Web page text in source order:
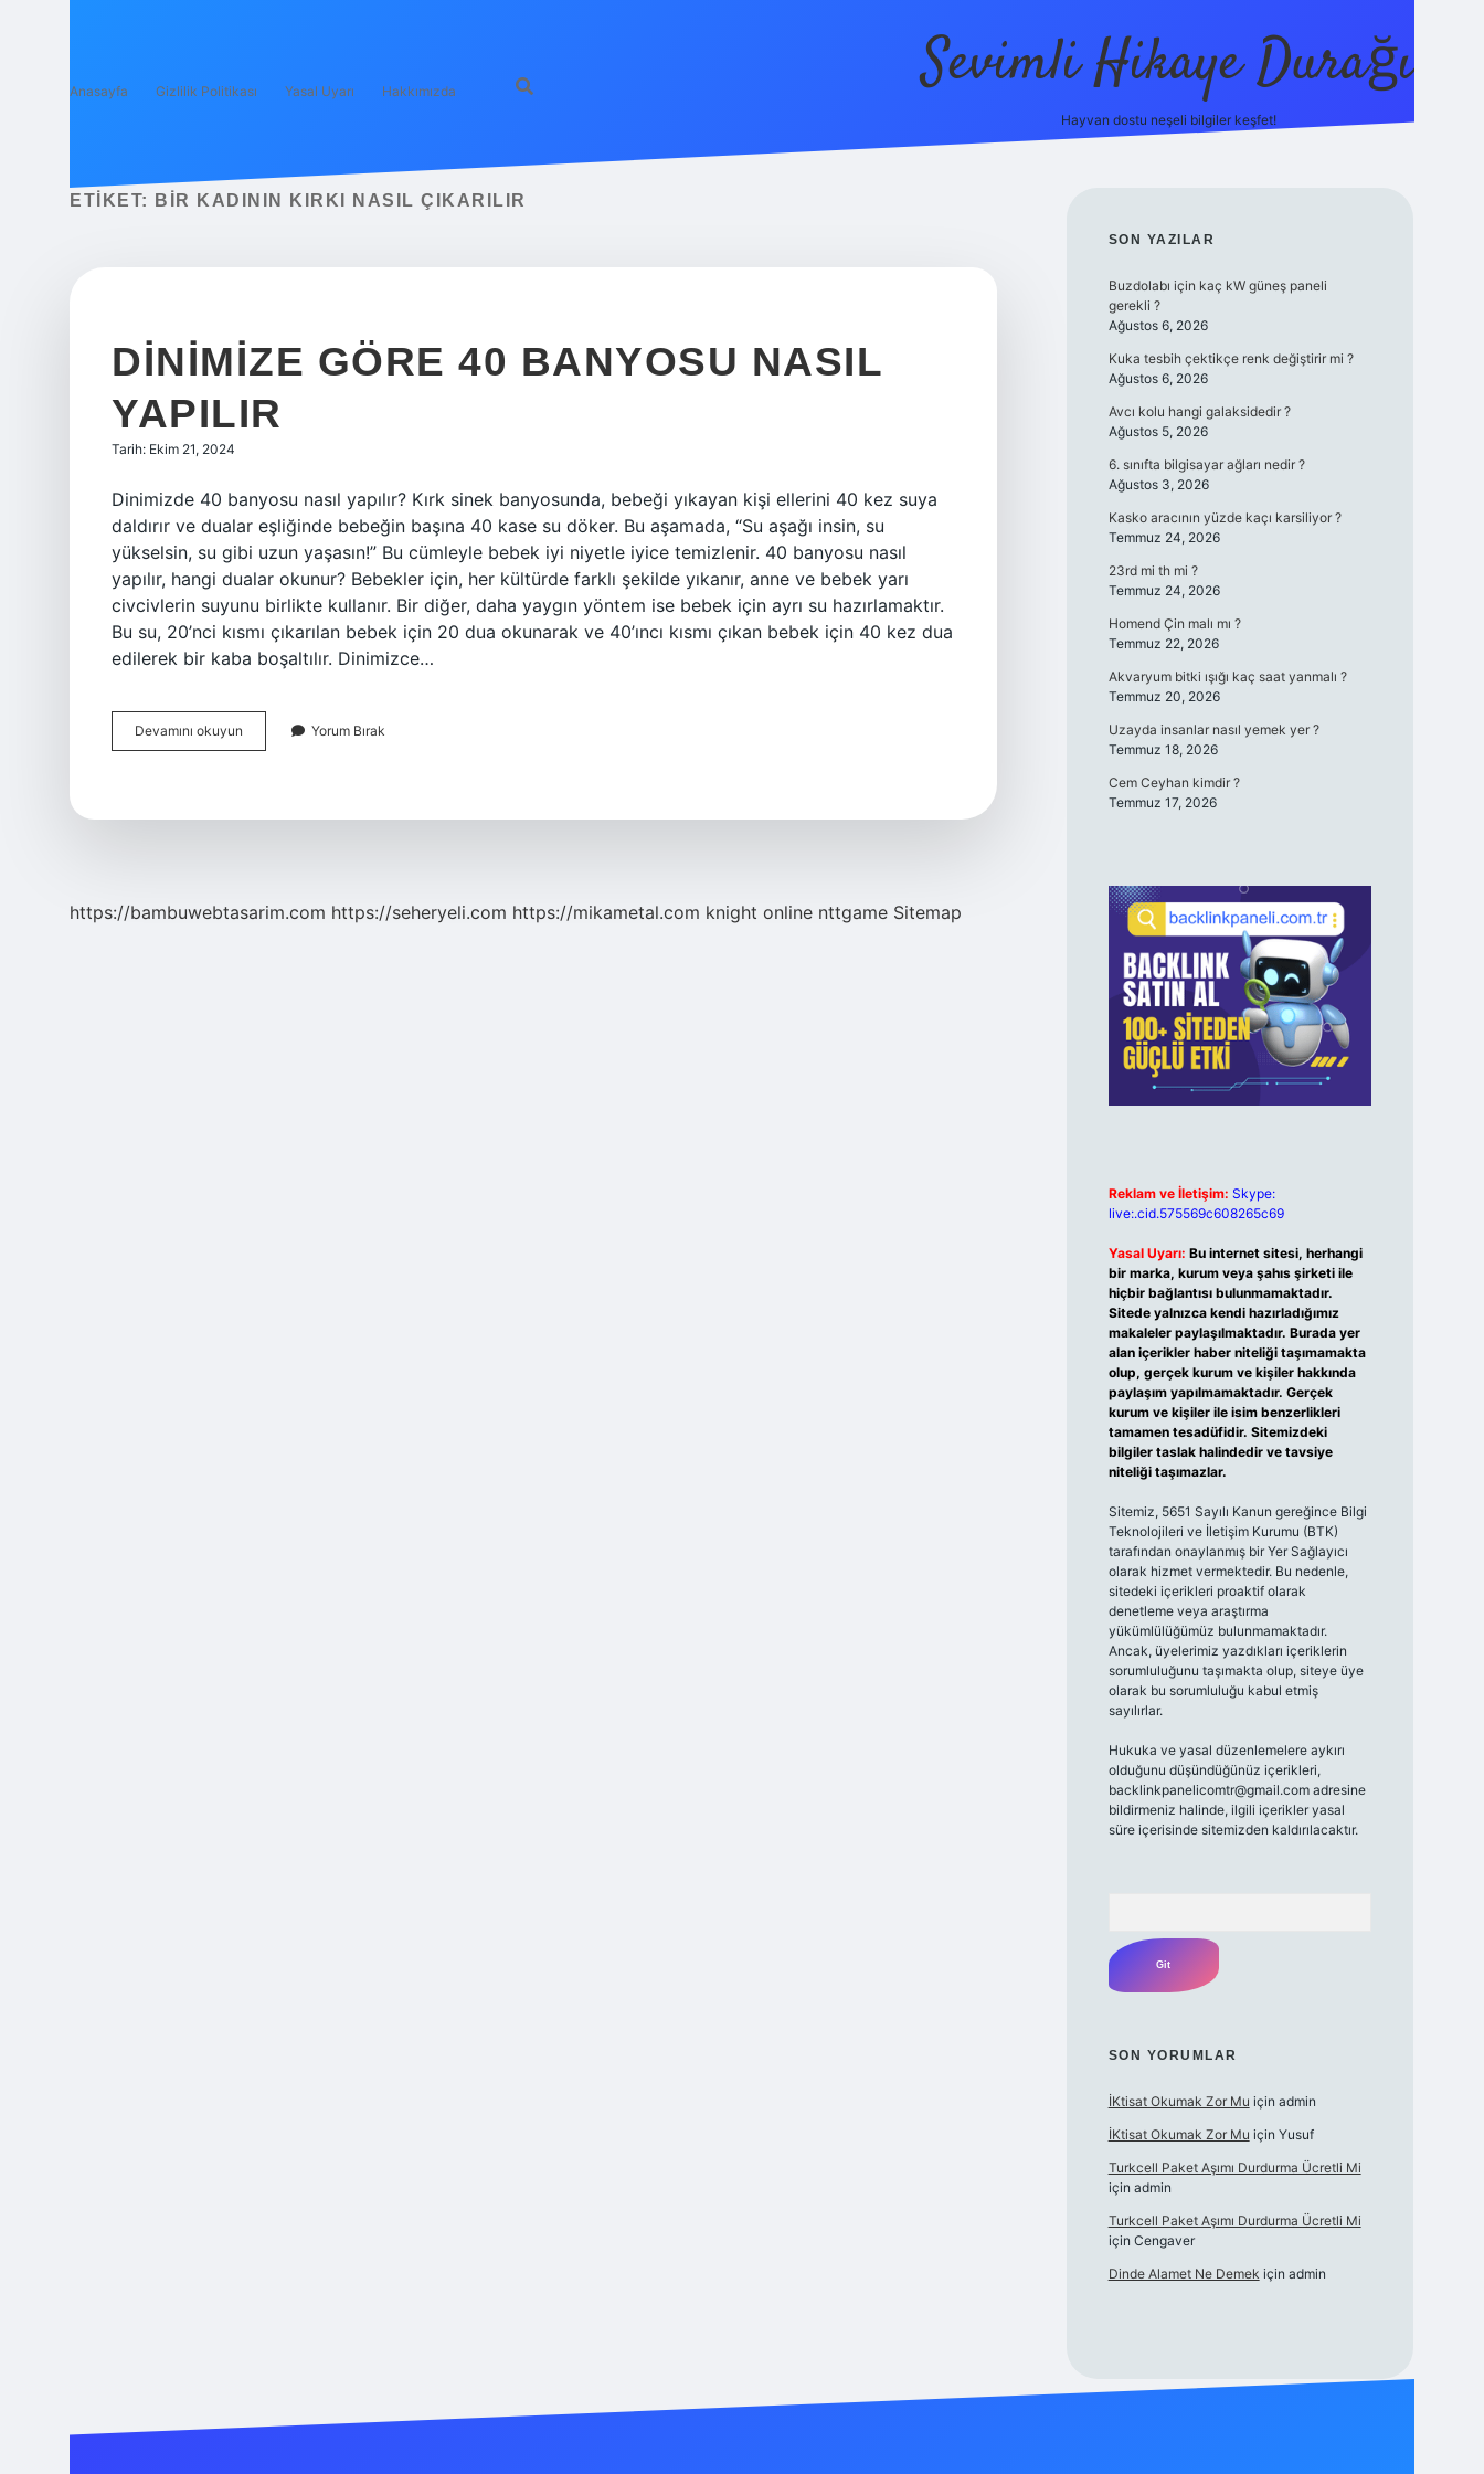
Anasayfa Gizlilik Politikası Yasal Uyarı Hakkımızda Sevimli Hikaye Durağı
Hayvan dostu neşeli bilgiler keşfet!
ETIKET: BIR KADININ KIRKI NASIL ÇIKARILIR
DINIMIZE GÖRE 40 BANYOSU NASIL
YAPILIR
Tarih: Ekim 21, 2024
Dinimizde 40 banyosu nasıl yapılır? Kırk sinek banyosunda, bebeği yıkayan kişi ellerini 40 kez suya
daldırır ve dualar eşliğinde bebeğin başına 40 kase su döker. Bu aşamada, “Su aşağı insin, su
yükselsin, su gibi uzun yaşasın!” Bu cümleyle bebek iyi niyetle iyice temizlenir. 40 banyosu nasıl
yapılır, hangi dualar okunur? Bebekler için, her kültürde farklı şekilde yıkanır, anne ve bebek yarı
civcivlerin suyunu birlikte kullanır. Bir diğer, daha yaygın yöntem ise bebek için ayrı su hazırlamaktır.
Bu su, 20’nci kısmı çıkarılan bebek için 20 dua okunarak ve 40’ıncı kısmı çıkan bebek için 40 kez dua
edilerek bir kaba boşaltılır. Dinimizce…
Devamını okuyun Dinimize
Göre
Yorum Bırak
https://bambuwebtasarim.com https://seheryeli.com https://mikametal.com knight online nttgame Sitemap
SIDEBAR
SON YAZILAR
Buzdolabı için kaç kW güneş paneli
gerekli ?
Ağustos 6, 2026
Kuka tesbih çektikçe renk değiştirir mi ?
Ağustos 6, 2026
Avcı kolu hangi galaksidedir ?
Ağustos 5, 2026
6. sınıfta bilgisayar ağları nedir ?
Ağustos 3, 2026
Kasko aracının yüzde kaçı karsiliyor ?
Temmuz 24, 2026
23rd mi th mi ?
Temmuz 24, 2026
Homend Çin malı mı ?
Temmuz 22, 2026
Akvaryum bitki ışığı kaç saat yanmalı ?
Temmuz 20, 2026
Uzayda insanlar nasıl yemek yer ?
Temmuz 18, 2026
Cem Ceyhan kimdir ?
Temmuz 17, 2026
Reklam ve İletişim: Skype:
live:.cid.575569c608265c69
Yasal Uyarı: Bu internet sitesi, herhangi
bir marka, kurum veya şahıs şirketi ile
hiçbir bağlantısı bulunmamaktadır.
Sitede yalnızca kendi hazırladığımız
makaleler paylaşılmaktadır. Burada yer
alan içerikler haber niteliği taşımamakta
olup, gerçek kurum ve kişiler hakkında
paylaşım yapılmamaktadır. Gerçek
kurum ve kişiler ile isim benzerlikleri
tamamen tesadüfidir. Sitemizdeki
bilgiler taslak halindedir ve tavsiye
niteliği taşımazlar.
Sitemiz, 5651 Sayılı Kanun gereğince Bilgi
Teknolojileri ve İletişim Kurumu (BTK)
tarafından onaylanmış bir Yer Sağlayıcı
olarak hizmet vermektedir. Bu nedenle,
sitedeki içerikleri proaktif olarak
denetleme veya araştırma
yükümlülüğümüz bulunmamaktadır.
Ancak, üyelerimiz yazdıkları içeriklerin
sorumluluğunu taşımakta olup, siteye üye
olarak bu sorumluluğu kabul etmiş
sayılırlar.
Hukuka ve yasal düzenlemelere aykırı
olduğunu düşündüğünüz içerikleri,
backlinkpanelicomtr@gmail.comadresine
bildirmeniz halinde, ilgili içerikler yasal
süre içerisinde sitemizden kaldırılacaktır.
SON YORUMLAR
İKtisat Okumak Zor Mu için admin
İKtisat Okumak Zor Mu için Yusuf
Turkcell Paket Aşımı Durdurma Ücretli Mi
için admin
Turkcell Paket Aşımı Durdurma Ücretli Mi
için Cengaver
Dinde Alamet Ne Demek için admin